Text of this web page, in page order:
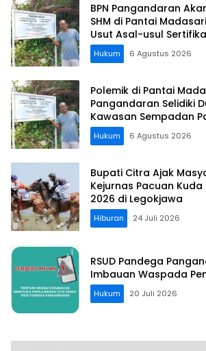
BPN Pangandaran
SHM di Pantai
Usut Asal-usul
Hukum 6 Agustus 2026
Polemik di Pantai
Pangandaran Selidiki
Kawasan Sempadan
Hukum 6 Agustus 2026
Bupati Citra Ajak
Kejurnas Pacuan
2026 di Legokjawa
Hiburan 24 Juli 2026
RSUD Pandega
Imbauan Waspada
Hukum 20 Juli 2026